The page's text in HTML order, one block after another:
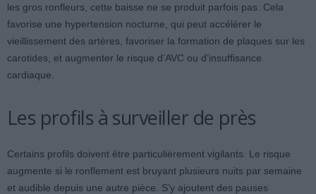
les gros ronfleurs, cette baisse ne se produit parfois pas. Cela
favorise une hypertension nocturne, qui peut accélérer le
vieillissement des artères, favoriser la formation de plaques sur les
carotides, et augmenter le risque d’AVC ou d’insuffisance
cardiaque.
Les profils à surveiller de près
Certains profils doivent être particulièrement vigilants. Le risque
augmente si le ronflement est bruyant plusieurs nuits par semaine
et audible depuis une autre pièce. S’y ajoutent des pauses